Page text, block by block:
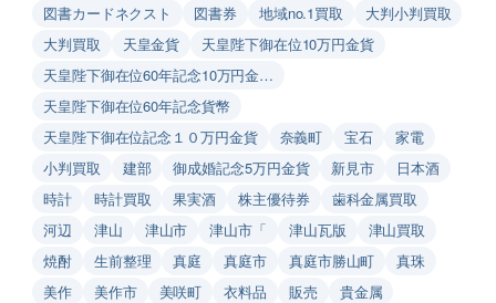
図書カードネクスト
図書券 地域no.1買取
大判小判買取
大判買取
天皇金貨
天皇陛下御在位10万円金貨
天皇陛下御在位60年記念10万円金…
天皇陛下御在位60年記念貨幣
天皇陛下御在位記念１０万円金貨
奈義町 宝石
家電
小判買取
建部 御成婚記念5万円金貨 新見市
日本酒
時計
時計買取 果実酒 株主優待券
歯科金属買取
河辺
津山 津山市 津山市「 津山瓦版
津山買取
焼酎
生前整理 真庭 真庭市 真庭市勝山町
真珠
美作
美作市 美咲町 衣料品 販売
貴金属